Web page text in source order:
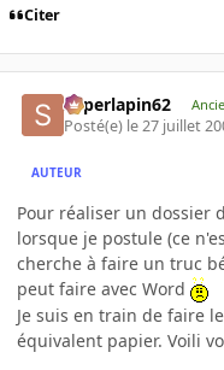
Citer
superlapin62
Posté(e) le 27 juillet
AUTEUR
Pour réaliser un dossier
lorsque je postule (ce
cherche à faire un truc
peut faire avec Word
Je suis en train de faire
équivalent papier. Voili